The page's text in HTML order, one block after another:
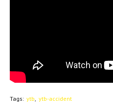
Tags: ytb ytb-accident